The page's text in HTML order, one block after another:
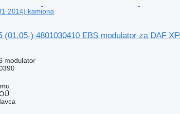
2014) kamiona
(01.05-) 4801030410 EBS modulator za DAF
modulator